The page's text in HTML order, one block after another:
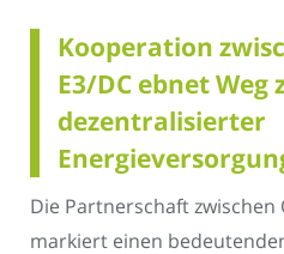
Kooperation
E3/DC ebnet Weg
dezentralisierter
Die Partnerschaft zwischen
markiert einen